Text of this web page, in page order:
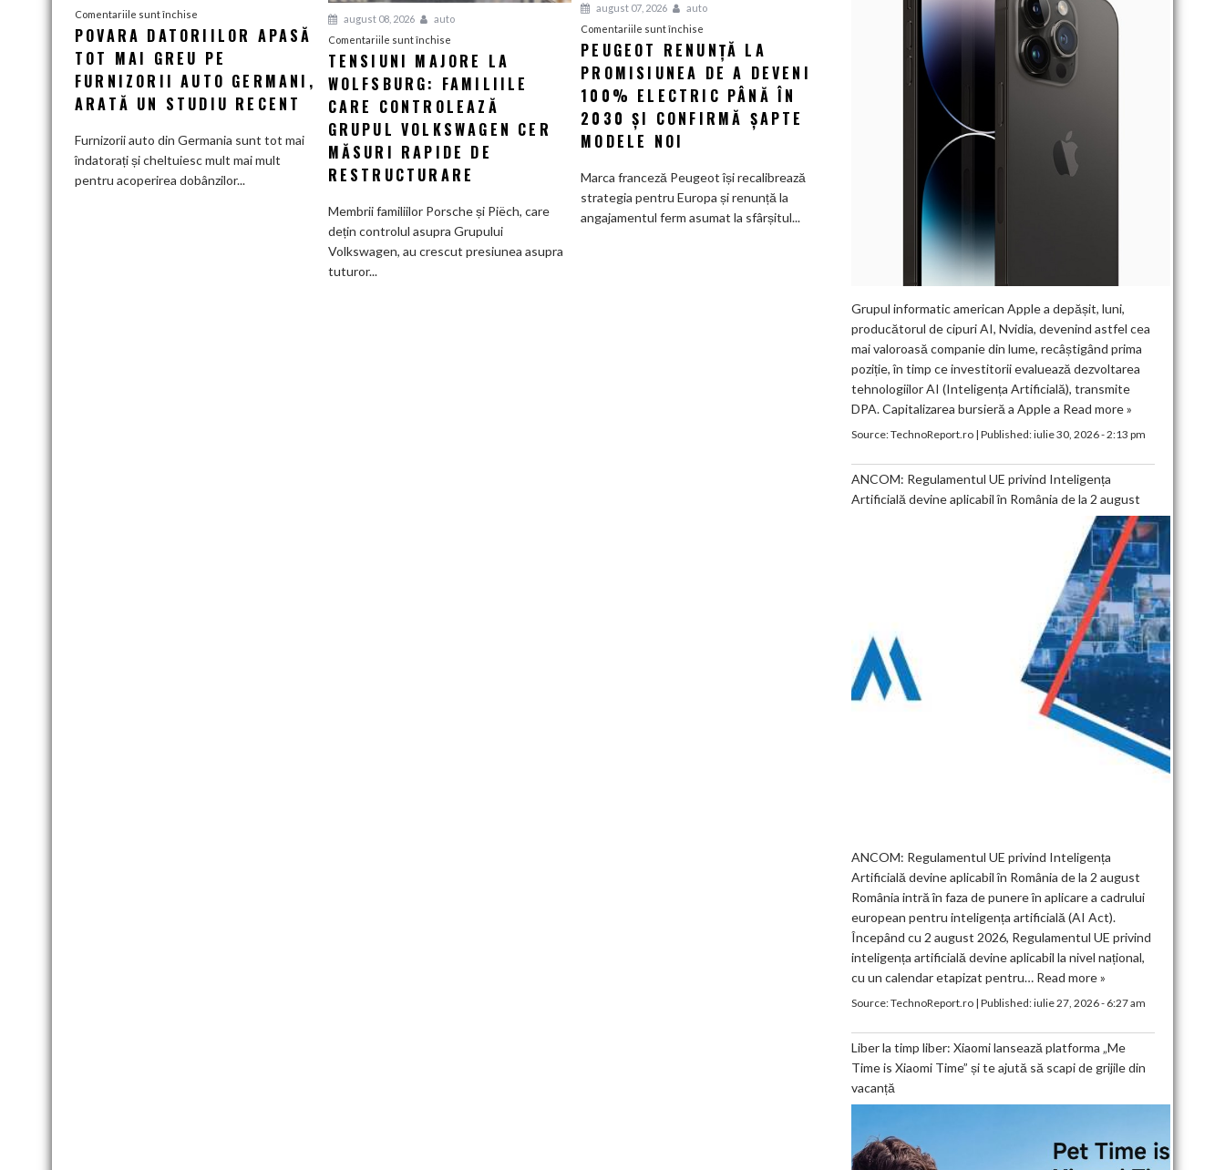
Comentariile sunt închise
Povara
datoriilor
apasă
mai
furnizorii
POVARA DATORIILOR APASĂ
TOT MAI GREU PE
FURNIZORII AUTO GERMANI,
ARATĂ UN STUDIU RECENT
Furnizorii auto din Germania sunt tot mai
îndatorați și cheltuiesc mult mai mult
pentru acoperirea dobânzilor...
august 08, 2026
auto
Comentariile sunt închisepentru
Tensiuni
majore
la
Familiile
care
controlează
Volkswagen
cer
măsuri
TENSIUNI MAJORE LA
WOLFSBURG: FAMILIILE
CARE CONTROLEAZĂ
GRUPUL VOLKSWAGEN CER
MĂSURI RAPIDE DE
RESTRUCTURARE
Membrii familiilor Porsche și Piëch, care
dețin controlul asupra Grupului
Volkswagen, au crescut presiunea asupra
tuturor...
august 07, 2026
auto
Comentariile sunt închise
Peugeot
renunță
la
promisiunea
de
100%
electric
PEUGEOT RENUNȚĂ LA
PROMISIUNEA DE A DEVENI
100% ELECTRIC PÂNĂ ÎN
2030 ȘI CONFIRMĂ ȘAPTE
MODELE NOI
Marca franceză Peugeot își recalibrează
strategia pentru Europa și renunță la
angajamentul ferm asumat la sfârșitul...
Grupul informatic american Apple a depășit, luni,
producătorul de cipuri AI, Nvidia, devenind astfel cea
mai valoroasă companie din lume, recâștigând prima
poziție, în timp ce investitorii evaluează dezvoltarea
tehnologiilor AI (Inteligența Artificială), transmite
DPA. Capitalizarea bursieră a Apple a Read more »
Source:TechnoReport.ro| Published:iulie 30, 2026 - 2:13 pm
ANCOM: Regulamentul UE privind Inteligența
Artificială devine aplicabil în România de la 2 august
ANCOM: Regulamentul UE privind Inteligența
Artificială devine aplicabil în România de la 2 august
România intră în faza de punere în aplicare a cadrului
european pentru inteligența artificială (AI Act).
Începând cu 2 august 2026, Regulamentul UE privind
inteligența artificială devine aplicabil la nivel național,
cu un calendar etapizat pentru… Read more »
Source:TechnoReport.ro| Published:iulie 27, 2026 - 6:27 am
Liber la timp liber: Xiaomi lansează platforma „Me
Time is Xiaomi Time” și te ajută să scapi de grijile din
vacanță